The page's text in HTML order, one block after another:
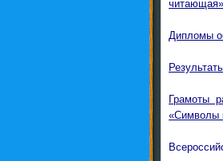
Дипломы
Грамоты
«Символы